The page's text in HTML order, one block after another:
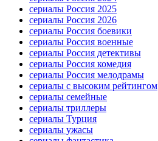
сериалы Россия 2025
сериалы Россия 2026
сериалы Россия боевики
сериалы Россия военные
сериалы Россия детективы
сериалы Россия комедия
сериалы Россия мелодрамы
сериалы с высоким рейтингом
сериалы семейные
сериалы триллеры
сериалы Турция
сериалы ужасы